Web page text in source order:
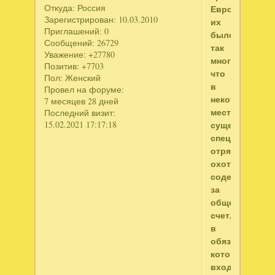
Откуда: Россия
Зарегистрирован: 10.03.2010
Приглашений: 0
Сообщений: 26729
Уважение: +27780
Позитив: +7703
Пол: Женский
Провел на форуме:
7 месяцев 28 дней
Последний визит:
15.02.2021 17:17:18
Европы
их
было
так
много,
что
в
некоторых
местах
существовали
специальные
отряды
охотников,
за
счет,
в
обязанность
которых
входило